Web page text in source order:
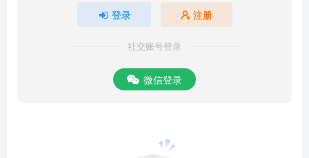
登录 注册
社交账号登录
微信登录